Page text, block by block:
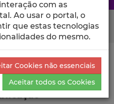
Descrição Detalhada da
com as
Ao usar o portal, o
que estas tecnologias
do mesmo.
Cookies não essenciais
Aceitar todos os Cookies